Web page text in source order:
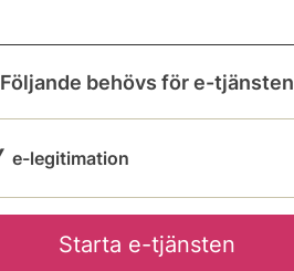
Följande behövs för e-tjänsten
e-legitimation
Starta e-tjänsten